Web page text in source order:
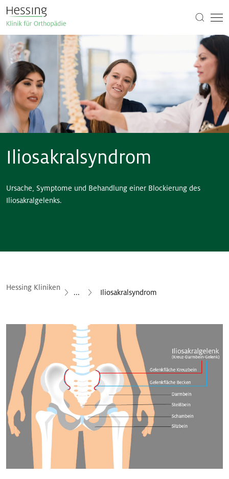
Iliosakralsyndrom
Ursache, Symptome und Behandlung einer Blockierung des
Iliosakralgelenks.
Hessing Kliniken
... Iliosakralsyndrom